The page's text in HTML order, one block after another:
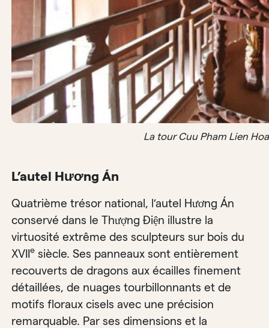
La tour Cuu Pham Lien
L’autel Hương Án
Quatrième trésor national, l’autel Hương Án
conservé dans le Thượng Điện illustre la
virtuosité extrême des sculpteurs sur bois du
XVIIe siècle. Ses panneaux sont entièrement
recouverts de dragons aux écailles finement
détaillées, de nuages tourbillonnants et de
motifs floraux cisels avec une précision
remarquable. Par ses dimensions et la